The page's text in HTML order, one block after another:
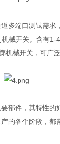
多端口测试需求
机械开关。含有1-4
机械开关，可广
部件，其特性的
的各个阶段，都